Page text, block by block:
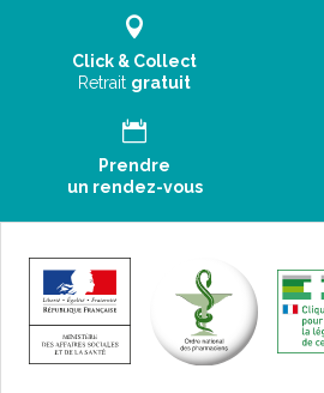
Click & Collect
Retrait gratuit
Prendre
un rendez-vous